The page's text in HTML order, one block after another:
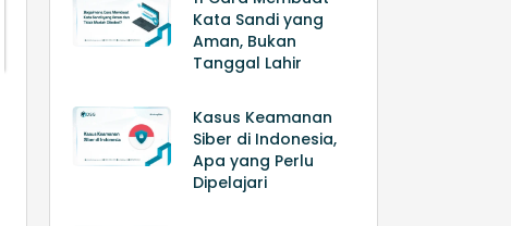
Kata Sandi yang
Aman, Bukan
Tanggal Lahir
Kasus Keamanan
Siber di Indonesia,
Apa yang Perlu
Dipelajari